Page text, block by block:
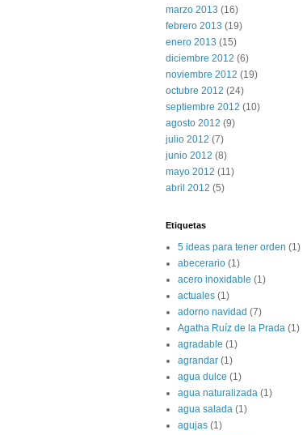
marzo 2013 (16)
febrero 2013 (19)
enero 2013 (15)
diciembre 2012 (6)
noviembre 2012 (19)
octubre 2012 (24)
septiembre 2012 (10)
agosto 2012 (9)
julio 2012 (7)
junio 2012 (8)
mayo 2012 (11)
abril 2012 (5)
Etiquetas
5 ideas para tener orden (1)
abecerario (1)
acero inoxidable (1)
actuales (1)
adorno navidad (7)
Agatha Ruíz de la Prada (1)
agradable (1)
agrandar (1)
agua dulce (1)
agua naturalizada (1)
agua salada (1)
agujas (1)